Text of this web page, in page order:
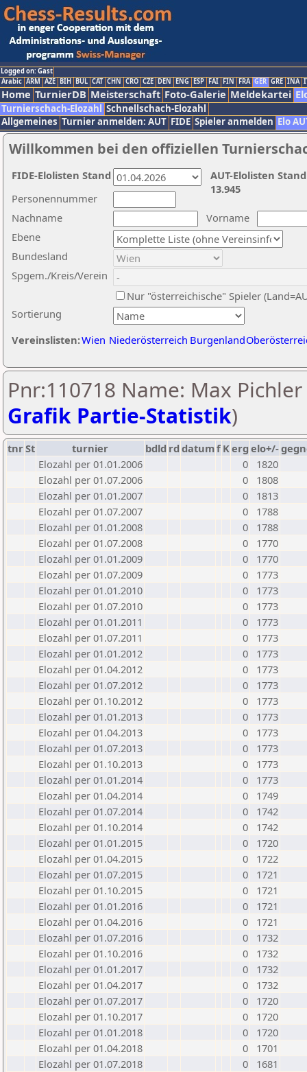
Logged on: Gast
Arabic ARM AZE BIH BUL CAT CHN CRO CZE DEN ENG ESP FAI FIN FRA GER GRE INA
Home TurnierDB Meisterschaft Foto-Galerie Meldekartei
Turnierschach-Elozahl Schnellschach-Elozahl
Allgemeines Turnier anmelden: AUT FIDE Spieler anmelden Elo
Willkommen bei den offiziellen
Nachname
Vorname
Ebene
Sortierung
Personennummer
Bundesland
Spgem./Kreis/Verein
Nur "österreichische" Spieler
Vereinslisten:Wien Niederösterreich Burgenland
AUT-Elolisten
13.945
FIDE-Elolisten Stand
Pnr:110718 Name: Max Pichler
Grafik Partie-Statistik)
tnrSt turnier bdld rd datumf Kerg elo+/-
Elozahl per 01.01.2006
0
1820
Elozahl per 01.07.2006
0
1808
Elozahl per 01.01.2007
0
1813
Elozahl per 01.07.2007
0
1788
Elozahl per 01.01.2008
0
1788
Elozahl per 01.07.2008
0
1770
Elozahl per 01.01.2009
0
1770
Elozahl per 01.07.2009
0
1773
Elozahl per 01.01.2010
0
1773
Elozahl per 01.07.2010
0
1773
Elozahl per 01.01.2011
0
1773
Elozahl per 01.07.2011
0
1773
Elozahl per 01.01.2012
0
1773
Elozahl per 01.04.2012
0
1773
Elozahl per 01.07.2012
0
1773
Elozahl per 01.10.2012
0
1773
Elozahl per 01.01.2013
0
1773
Elozahl per 01.04.2013
0
1773
Elozahl per 01.07.2013
0
1773
Elozahl per 01.10.2013
0
1773
Elozahl per 01.01.2014
0
1773
Elozahl per 01.04.2014
0
1749
Elozahl per 01.07.2014
0
1742
Elozahl per 01.10.2014
0
1742
Elozahl per 01.01.2015
0
1720
Elozahl per 01.04.2015
0
1722
Elozahl per 01.07.2015
0
1721
Elozahl per 01.10.2015
0
1721
Elozahl per 01.01.2016
0
1721
Elozahl per 01.04.2016
0
1721
Elozahl per 01.07.2016
0
1732
Elozahl per 01.10.2016
0
1732
Elozahl per 01.01.2017
0
1732
Elozahl per 01.04.2017
0
1732
Elozahl per 01.07.2017
0
1720
Elozahl per 01.10.2017
0
1720
Elozahl per 01.01.2018
0
1720
Elozahl per 01.04.2018
0
1701
Elozahl per 01.07.2018
0
1681